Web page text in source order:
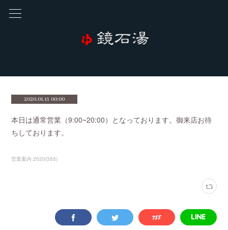
2020.01.15 00:00
本日は通常営業（9:00~20:00）となっております。御来店お待
ちしております。
営業案内 2020(355)